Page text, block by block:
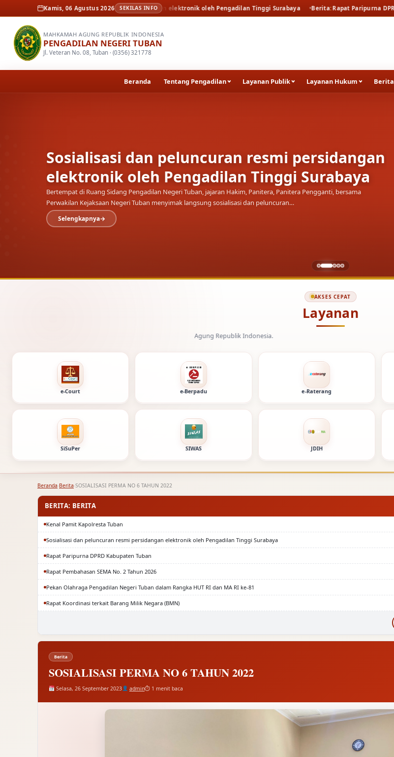
Kamis, 06 Agustus 2026 SEKILAS INFO
peluncuran resmi persidangan elektronik oleh Pengadilan Tinggi Surabaya Berita Rapat Paripurna DPRD Kabupaten Tuban
MAHKAMAH AGUNG REPUBLIK INDONESIA
PENGADILAN NEGERI TUBAN
Jl. Veteran No. 08, Tuban · (0356) 321778
Beranda Tentang Pengadilan Layanan Publik Layanan Hukum Berita
Sosialisasi dan peluncuran resmi persidangan
elektronik oleh Pengadilan Tinggi Surabaya
Bertempat di Ruang Sidang Pengadilan Negeri Tuban, jajaran Hakim, Panitera, Panitera Pengganti, bersama
Perwakilan Kejaksaan Negeri Tuban menyimak langsung sosialisasi dan peluncuran…
Selengkapnya
AKSES CEPAT
Layanan
Negeri Tuban dan Mahkamah Agung Republik Indonesia.
e-Court e-Berpadu e-Raterang
SiSuPer SIWAS JDIH
Beranda›Berita›SOSIALISASI PERMA NO 6 TAHUN 2022
BERITA: BERITA
Kenal Pamit Kapolresta Tuban
Sosialisasi dan peluncuran resmi persidangan elektronik oleh Pengadilan Tinggi Surabaya
Rapat Paripurna DPRD Kabupaten Tuban
Rapat Pembahasan SEMA No. 2 Tahun 2026
Pekan Olahraga Pengadilan Negeri Tuban dalam Rangka HUT RI dan MA RI ke-81
Rapat Koordinasi terkait Barang Milik Negara (BMN)
Berita
SOSIALISASI PERMA NO 6 TAHUN 2022
Selasa, 26 September 2023 admin⏱ 1 menit baca